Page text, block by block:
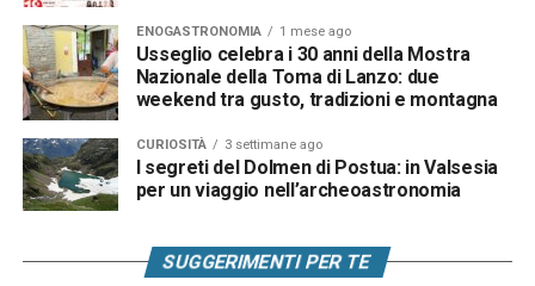
ENOGASTRONOMIA 1 mese ago
Usseglio celebra i 30 anni della Mostra
Nazionale della Toma di Lanzo: due
weekend tra gusto, tradizioni e montagna
CURIOSITÀ 3 settimane ago
I segreti del Dolmen di Postua: in Valsesia
per un viaggio nell’archeoastronomia
SUGGERIMENTI PER TE